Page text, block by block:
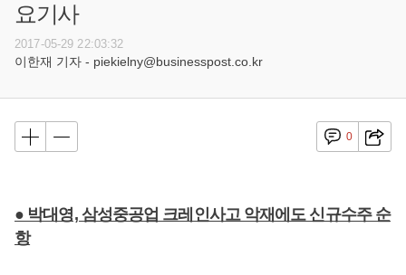
요기사
2017-05-29 22:03:32
이한재 기자 - piekielny@businesspost.co.kr
0
● 박대영, 삼성중공업 크레인사고 악재에도 신규수주 순
항